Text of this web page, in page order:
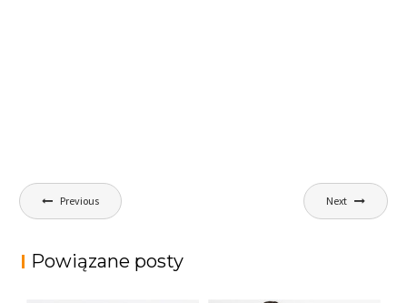
Nawigacja
wpisu
Previous Next
Powiązane posty